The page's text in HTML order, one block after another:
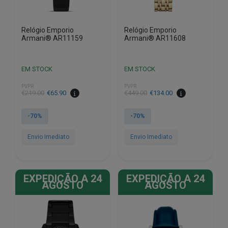
Relógio Emporio
Armani® AR11159
EM STOCK
PVPR
€219.00
O
original
€219.00.
€65.90
O
atual
€65.90.
-70%
Envio Imediato
Relógio Emporio
Armani® AR11608
EM STOCK
PVPR
€449.00
O
original
€449.00.
€134.00
O
atual
€134.00.
-70%
Envio Imediato
EXPEDIÇÃO A 24
AGOSTO
EXPEDIÇÃO A 24
AGOSTO